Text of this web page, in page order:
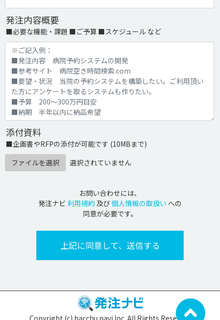
発注内容概要
■必要な機能・課題 ■ご予算 ■スケジュール など
添付資料
■企画書やRFPの添付が可能です (10MBまで)
ファイルを選択
選択されていません
お問い合わせには、
発注ナビ 利用規約 及び個人情報の取扱い への
同意が必要です。